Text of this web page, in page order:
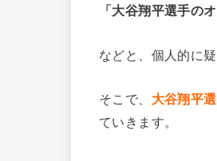
「大谷翔平選手の
などと、個人的に
そこで、 大谷翔平
ていきます。